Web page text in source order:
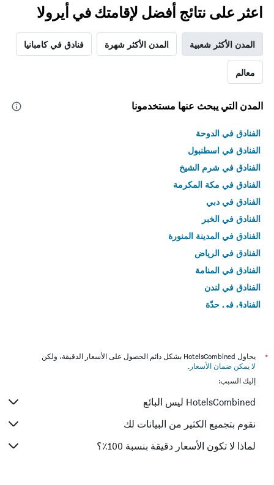
اعثر على نتائج أفضل لإقامتك في أيرولا
المدن الأكثر شعبية المدن الأكثر شهرة فنادق في كامبانيا
معالم
المدن التي يبحث عنها مستخدمونا
الفنادق في الدوحة
الفنادق في اسطنبول
الفنادق في شرم الشيخ
الفنادق في مكة المكرمة
الفنادق في دبي
الفنادق في الخبر
الفنادق في المدينة المنورة
الفنادق في الرياض
الفنادق في المنامة
الفنادق في لندن
الفنادق في جدّة
*
يحاول HotelsCombined بشكل دائم الحصول على الأسعار الدقيقة، ولكن
لا يمكن ضمان الأسعار .
إليك السبب:
HotelsCombined ليس البائع
نقوم بتجميع الكثير من البيانات لك
لماذا لا تكون الأسعار دقيقة بنسبة 100٪؟